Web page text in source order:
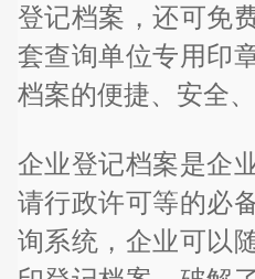
登记档案，还可免
套查询单位专用印
档案的便捷、安全、
企业登记档案是企
请行政许可等的必
询系统，企业可以